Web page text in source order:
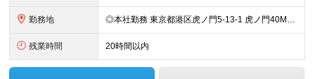
勤務地 ◎本社勤務 東京都港区虎ノ門5-13-1 虎ノ門40MTビル 8F ※原則として、転居を伴う転勤はありません ※(変更の範囲)上記を除く当社関連勤務地
残業時間 20時間以内